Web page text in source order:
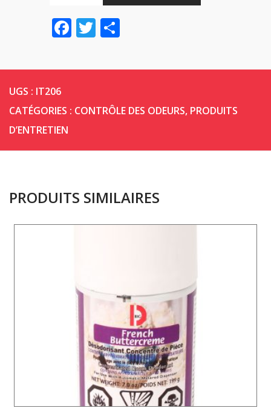
Facebook
Twitter
Share
UGS : IT206
CATÉGORIES : CONTRÔLE DES ODEURS, PRODUITS
D’ENTRETIEN
PRODUITS SIMILAIRES